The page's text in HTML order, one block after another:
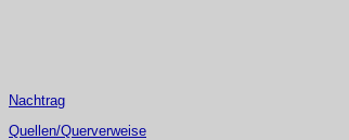
Nachtrag
Quellen/Querverweise